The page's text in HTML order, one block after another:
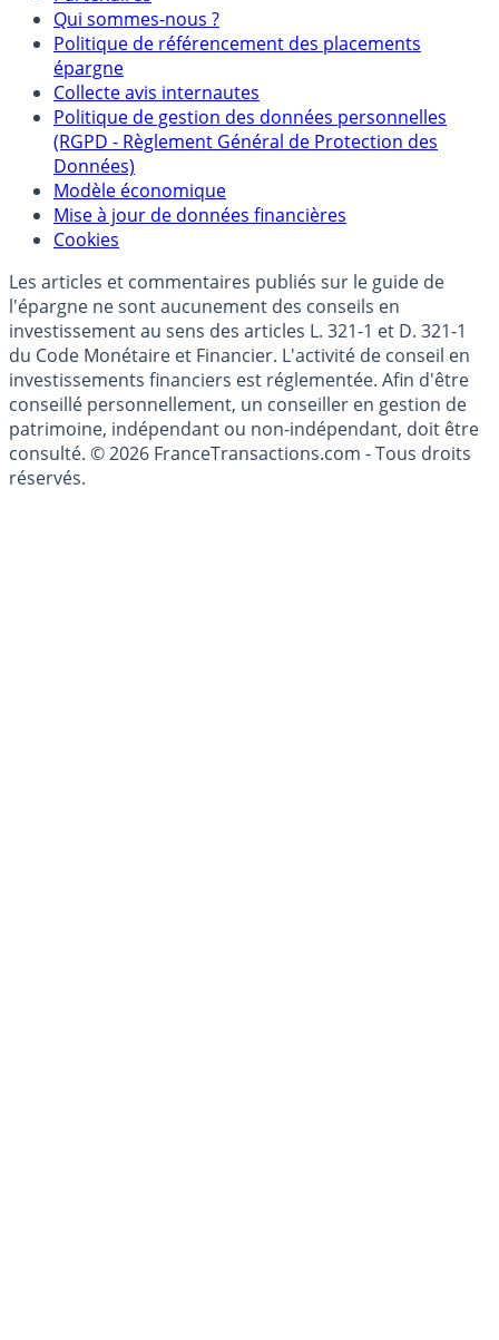
Mentions légales et Conditions d’utilisation
Partenaires
Qui sommes-nous ?
Politique de référencement des placements
épargne
Collecte avis internautes
Politique de gestion des données personnelles
(RGPD - Règlement Général de Protection des
Données)
Modèle économique
Cookies
Les articles et commentaires publiés sur le guide de
l'épargne ne sont aucunement des conseils en
investissement au sens des articles L. 321-1 et D. 321-1
du Code Monétaire et Financier. L'activité de conseil en
investissements financiers est réglementée. Afin d'être
conseillé personnellement, un conseiller en gestion de
patrimoine, indépendant ou non-indépendant, doit être